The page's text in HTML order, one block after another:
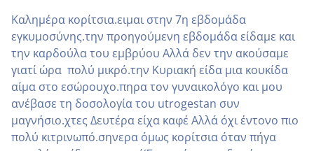
Καλημέρα κορίτσια.ειμαι στην 7η εβδομάδα
εγκυμοσύνης.την προηγούμενη εβδομάδα είδαμε και
την καρδούλα του εμβρύου Αλλά δεν την ακούσαμε
γιατί ώρα πολύ μικρό.την Κυριακή είδα μια κουκίδα
αίμα στο εσώρουχο.πηρα τον γυναικολόγο και μου
ανέβασε τη δοσολογία του utrogestan συν
μαγνήσιο.χτες Δευτέρα είχα καφέ Αλλά όχι έντονο πιο
πολύ κιτρινωπό.σηνερα όμως κορίτσια όταν πήγα